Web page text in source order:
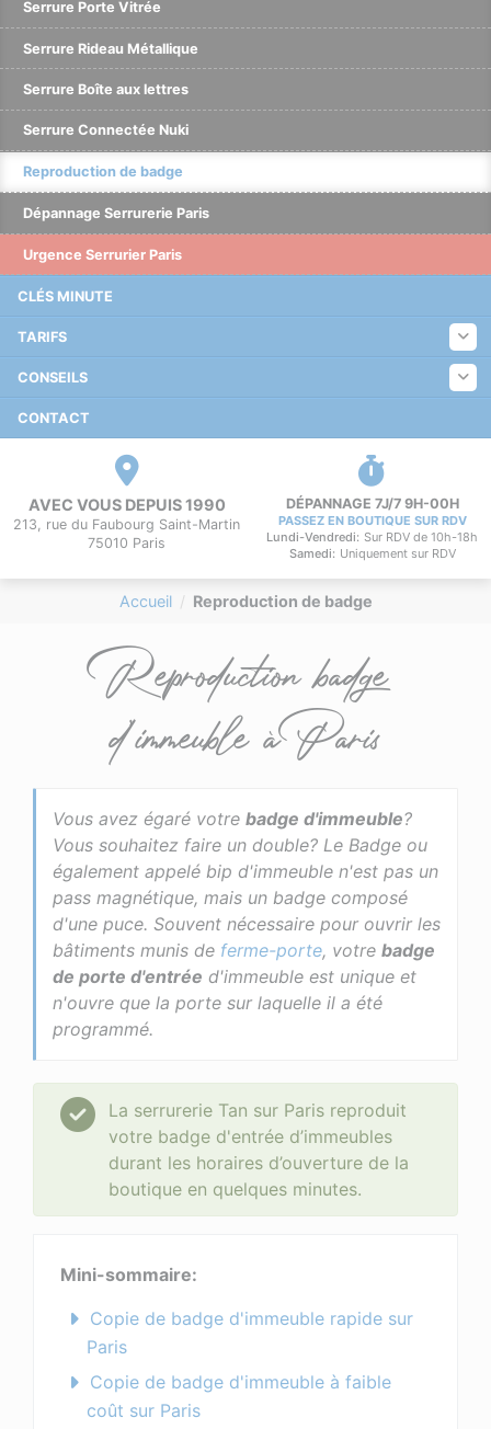
Serrure Porte Vitrée
Serrure Rideau Métallique
Serrure Boîte aux lettres
Serrure Connectée Nuki
Reproduction de badge
Dépannage Serrurerie Paris
Urgence Serrurier Paris
CLÉS MINUTE
TARIFS
CONSEILS
CONTACT
AVEC VOUS DEPUIS 1990
213, rue du Faubourg Saint-Martin
75010 Paris
DÉPANNAGE 7J/7 9H-00H
PASSEZ EN BOUTIQUE SUR RDV
Lundi-Vendredi: Sur RDV de 10h-18h
Samedi: Uniquement sur RDV
Accueil Reproduction de badge
Reproduction badge
d’immeuble à Paris
Vous avez égaré votre badge d'immeuble?
Vous souhaitez faire un double? Le Badge ou
également appelé bip d'immeuble n'est pas un
pass magnétique, mais un badge composé
d'une puce. Souvent nécessaire pour ouvrir les
bâtiments munis de ferme-porte, votre badge
de porte d'entrée d'immeuble est unique et
n'ouvre que la porte sur laquelle il a été
programmé.
La serrurerie Tan sur Paris reproduit
votre badge d'entrée d’immeubles
durant les horaires d’ouverture de la
boutique en quelques minutes.
Mini-sommaire:
Copie de badge d'immeuble rapide sur
Paris
Copie de badge d'immeuble à faible
coût sur Paris